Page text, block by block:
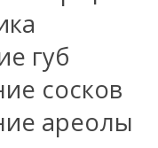
губ
сосков
ареолы